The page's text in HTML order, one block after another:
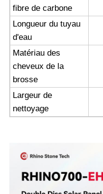
fibre de carbone
Longueur du tuyau
d'eau
Matériau des
cheveux de la
brosse
Largeur de
nettoyage